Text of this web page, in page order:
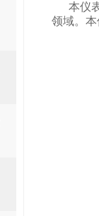
本仪
领域。 本